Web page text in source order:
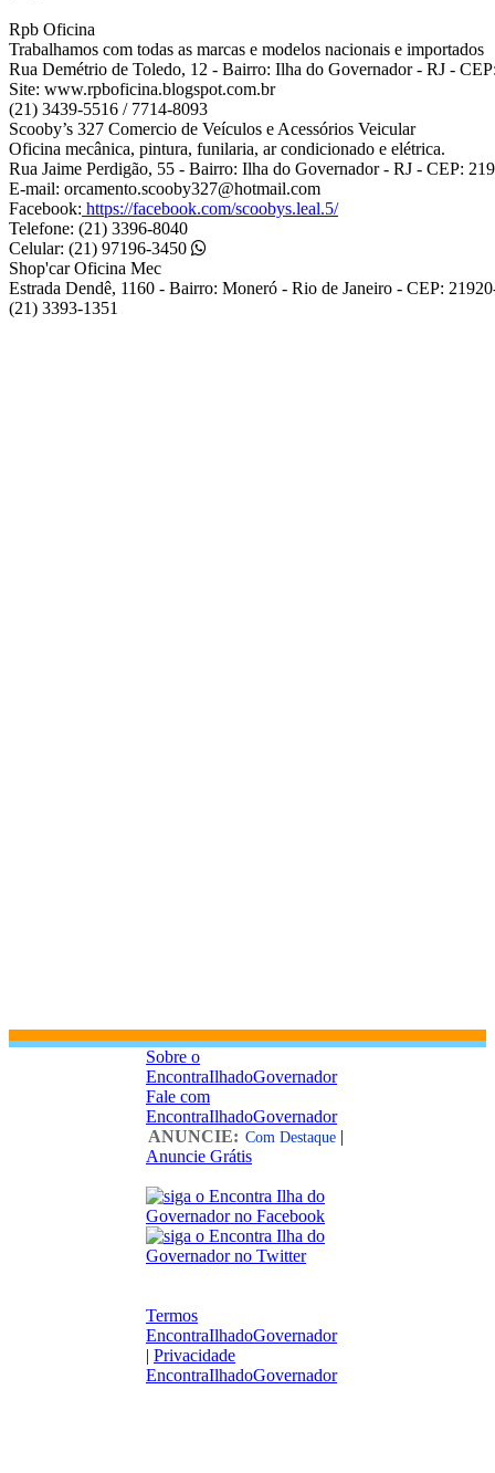
Rpb Oficina
Trabalhamos com todas as marcas e modelos nacionais e importados
Rua Demétrio de Toledo, 12 - Bairro: Ilha do Governador - RJ -
Site: www.rpboficina.blogspot.com.br
(21) 3439-5516 / 7714-8093
Scooby’s 327 Comercio de Veículos e Acessórios Veicular
Oficina mecânica, pintura, funilaria, ar condicionado e elétrica.
Rua Jaime Perdigão, 55 - Bairro: Ilha do Governador - RJ - CEP:
E-mail: orcamento.scooby327@hotmail.com
Facebook: https://facebook.com/scoobys.leal.5/
Telefone: (21) 3396-8040
Celular: (21) 97196-3450
Shop'car Oficina Mec
Estrada Dendê, 1160 - Bairro: Moneró - Rio de Janeiro - CEP:
(21) 3393-1351
Sobre o
EncontraIlhadoGovernador
Fale com
EncontraIlhadoGovernador
ANUNCIE: Com Destaque |
Anuncie Grátis
Termos
EncontraIlhadoGovernador
| Privacidade
EncontraIlhadoGovernador